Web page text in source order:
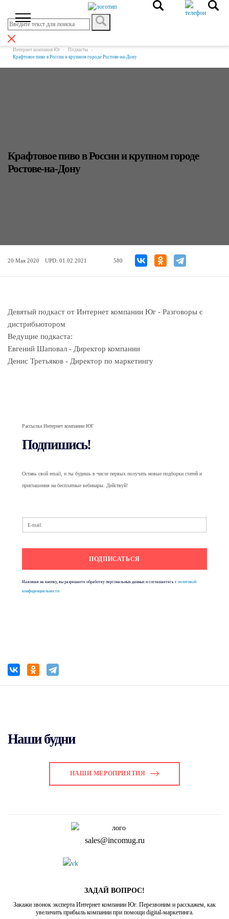
Интернет компания Юг
Подкасты
Крафтовое пиво в России и крупном городе Ростове-на-Дону
Крафтовое пиво в России и крупном городе
Ростове-на-Дону
20 Мая 2020 UPD: 01.02.2021 580
Девятый подкаст от Интернет компании Юг - Разговоры с
дистрибьютором
Ведущие подкаста:
Евгений Шаповал - Директор компании
Денис Третьяков - Директор по маркетингу
Рассылка Интернет компании ЮГ
Подпишись!
Оставь свой email, и ты будешь в числе первых получать новые подборки статей и
приглашения на бесплатные вебинары. Действуй!
Нажимая на кнопку, вы разрешаете обработку персональных данных и соглашаетесь сполитикой
конфиденциальности
Наши будни
НАШИ МЕРОПРИЯТИЯ
sales@incomug.ru
ЗАДАЙ ВОПРОС!
Закажи звонок эксперта Интернет компании Юг. Перезвоним и расскажем, как
увеличить прибыль компании при помощи digital-маркетинга.